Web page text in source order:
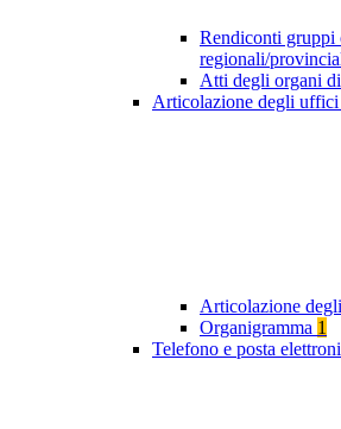
Rendiconti gruppi
regionali/
Atti degli organi
Articolazione degli uffici
Articolazione
Organigramma 1
Telefono e posta